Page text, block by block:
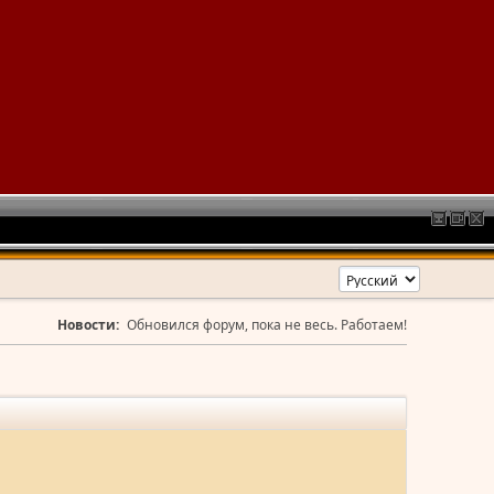
Новости: Обновился форум, пока не весь. Работаем!